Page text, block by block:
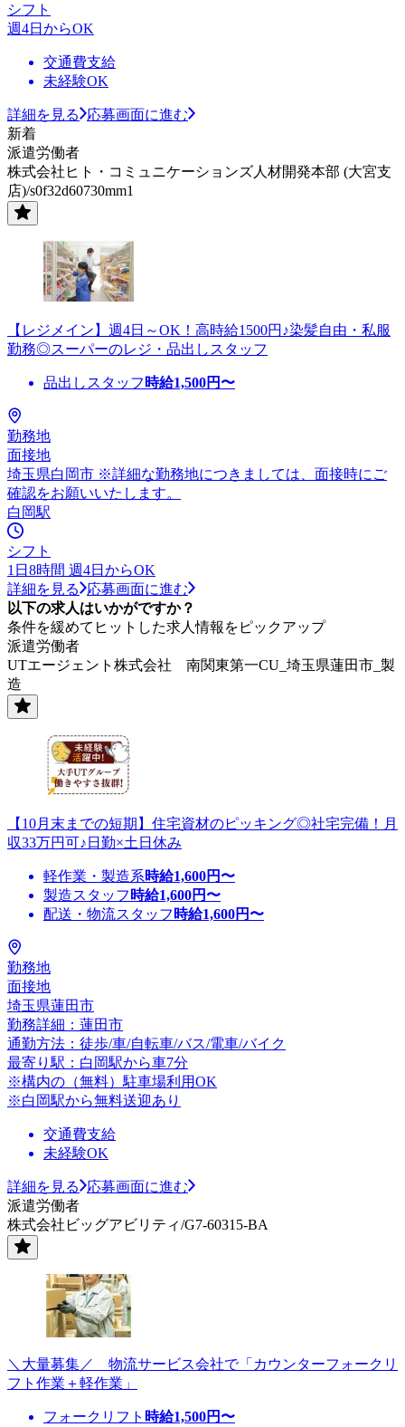
シフト
週4日からOK
交通費支給
未経験OK
詳細を見る
応募画面に進む
新着
派遣労働者
株式会社ヒト・コミュニケーションズ人材開発本部 (大宮支
店)/s0f32d60730mm1
【レジメイン】週4日～OK！高時給1500円♪染髪自由・私服
勤務◎スーパーのレジ・品出しスタッフ
品出しスタッフ 時給1,500円〜
勤務地
面接地
埼玉県白岡市 ※詳細な勤務地につきましては、面接時にご
確認をお願いいたします。
白岡駅
シフト
1日8時間 週4日からOK
詳細を見る
応募画面に進む
以下の求人はいかがですか？
条件を緩めてヒットした求人情報をピックアップ
派遣労働者
UTエージェント株式会社 南関東第一CU_埼玉県蓮田市_製
造
【10月末までの短期】住宅資材のピッキング◎社宅完備！月
収33万円可♪日勤×土日休み
軽作業・製造系時給1,600円〜
製造スタッフ 時給1,600円〜
配送・物流スタッフ 時給1,600円〜
勤務地
面接地
埼玉県蓮田市
勤務詳細：蓮田市
通勤方法：徒歩/車/自転車/バス/電車/バイク
最寄り駅：白岡駅から車7分
※構内の（無料）駐車場利用OK
※白岡駅から無料送迎あり
交通費支給
未経験OK
詳細を見る
応募画面に進む
派遣労働者
株式会社ビッグアビリティ/G7-60315-BA
＼大量募集／ 物流サービス会社で「カウンターフォークリ
フト作業＋軽作業」
フォークリフト 時給1,500円〜